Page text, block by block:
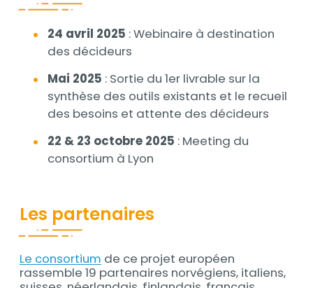
Contenu24 avril 2025 : Webinaire à destination
des décideurs
Mai 2025 : Sortie du 1er livrable sur la
synthèse des outils existants et le recueil
des besoins et attente des décideurs
22 & 23 octobre 2025 : Meeting du
consortium à Lyon
Les partenaires
Contenu
Le consortium de ce projet européen
rassemble 19 partenaires norvégiens, italiens,